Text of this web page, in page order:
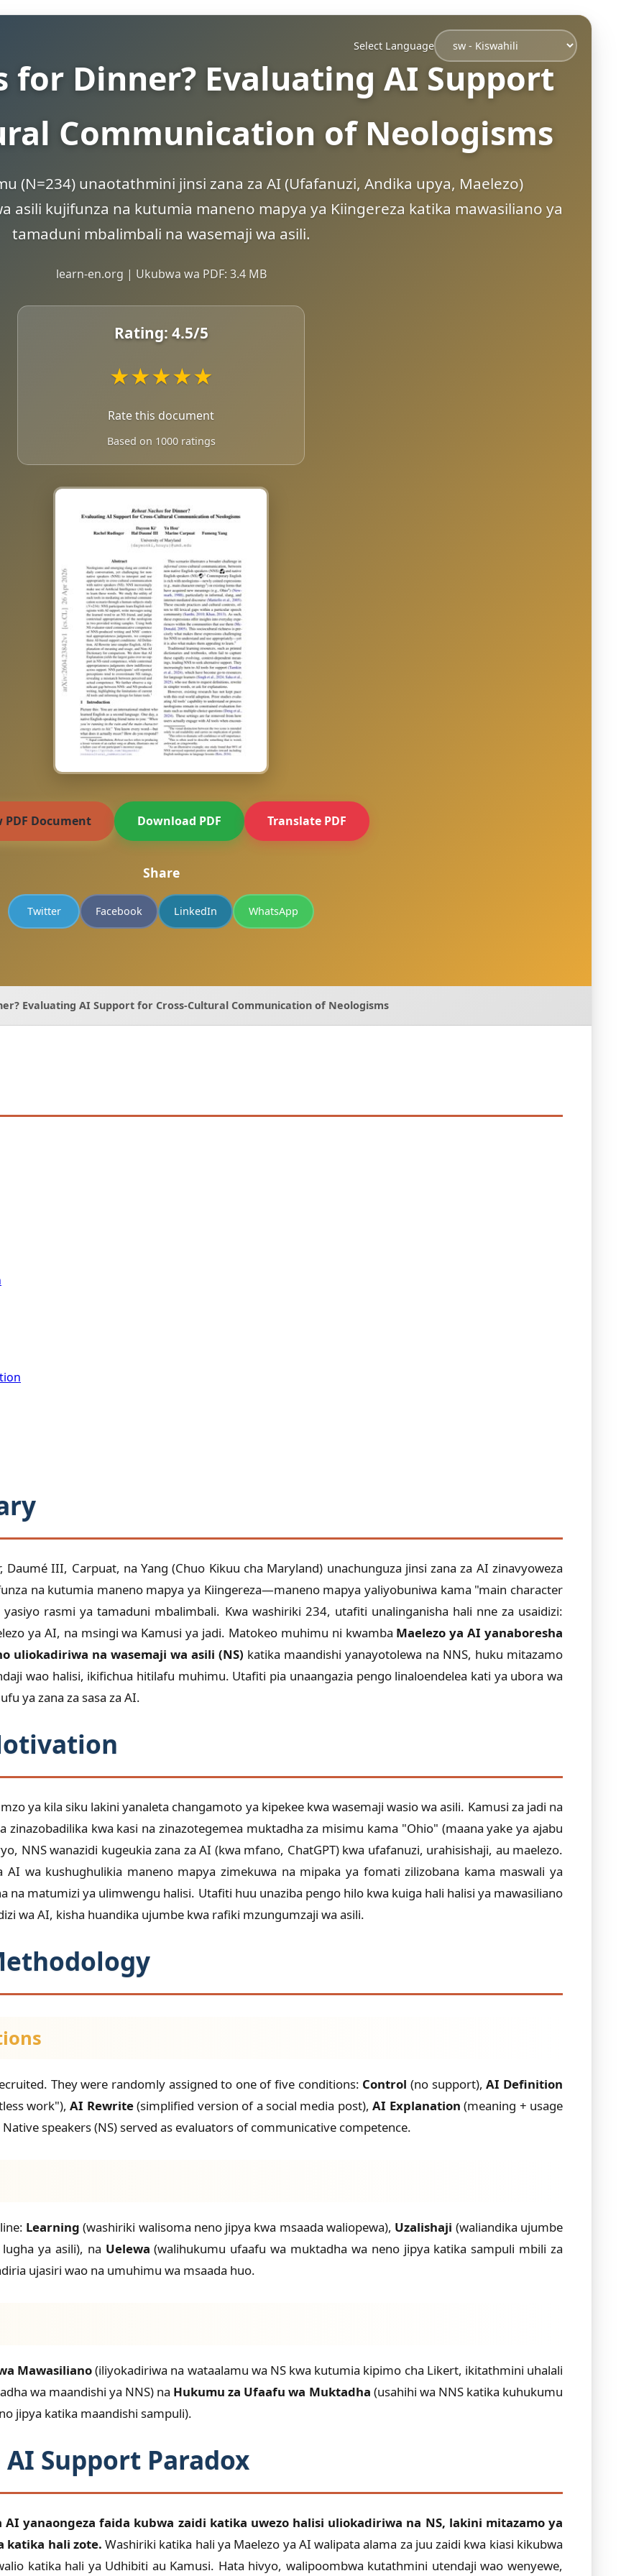
Select Language
for Dinner? Evaluating AI Support
Communication of Neologisms
(N=234) unaotathmini jinsi zana za AI (Ufafanuzi, Andika upya, Maelezo)
asili kujifunza na kutumia maneno mapya ya Kiingereza katika mawasiliano ya
tamaduni mbalimbali na wasemaji wa asili.
learn-en.org | Ukubwa wa PDF: 3.4 MB
Rating: 4.5/5
★★★★★
Rate this document
Based on 1000 ratings
PDF Document Download PDF Translate PDF
Share
Twitter Facebook LinkedIn WhatsApp
Evaluating AI Support for Cross-Cultural Communication of Neologisms
III, Carpuat, na Yang (Chuo Kikuu cha Maryland) unachunguza jinsi zana za AI zinavyoweza
na kutumia maneno mapya ya Kiingereza—maneno mapya yaliyobuniwa kama "main character
rasmi ya tamaduni mbalimbali. Kwa washiriki 234, utafiti unalinganisha hali nne za usaidizi:
ya AI, na msingi wa Kamusi ya jadi. Matokeo muhimu ni kwamba Maelezo ya AI yanaboresha
uliokadiriwa na wasemaji wa asili (NS) katika maandishi yanayotolewa na NNS, huku mitazamo
wao halisi, ikifichua hitilafu muhimu. Utafiti pia unaangazia pengo linaloendelea kati ya ubora wa
ya zana za sasa za AI.
ya kila siku lakini yanaleta changamoto ya kipekee kwa wasemaji wasio wa asili. Kamusi za jadi na
zinazobadilika kwa kasi na zinazotegemea muktadha za misimu kama "Ohio" (maana yake ya ajabu
NNS wanazidi kugeukia zana za AI (kwa mfano, ChatGPT) kwa ufafanuzi, urahisishaji, au maelezo.
wa kushughulikia maneno mapya zimekuwa na mipaka ya fomati zilizobana kama maswali ya
na matumizi ya ulimwengu halisi. Utafiti huu unaziba pengo hilo kwa kuiga hali halisi ya mawasiliano
wa AI, kisha huandika ujumbe kwa rafiki mzungumzaji wa asili.
They were randomly assigned to one of five conditions: Control (no support),AI Definition
work"),AI Rewrite(simplified version of a social media post),AI Explanation (meaning + usage
speakers (NS) served as evaluators of communicative competence.
Learning (washiriki walisoma neno jipya kwa msaada waliopewa), Uzalishaji (waliandika ujumbe
ya asili), na Uelewa (walihukumu ufaafu wa muktadha wa neno jipya katika sampuli mbili za
ujasiri wao na umuhimu wa msaada huo.
Mawasiliano(iliyokadiriwa na wataalamu wa NS kwa kutumia kipimo cha Likert, ikitathmini uhalali
wa maandishi ya NNS) na Hukumu za Ufaafu wa Muktadha (usahihi wa NNS katika kuhukumu
jipya katika maandishi sampuli).
Support Paradox
AI yanaongeza faida kubwa zaidi katika uwezo halisi uliokadiriwa na NS, lakini mitazamo ya
katika hali zote. Washiriki katika hali ya Maelezo ya AI walipata alama za juu zaidi kwa kiasi kikubwa
katika hali ya Udhibiti au Kamusi. Hata hivyo, walipoombwa kutathmini utendaji wao wenyewe,